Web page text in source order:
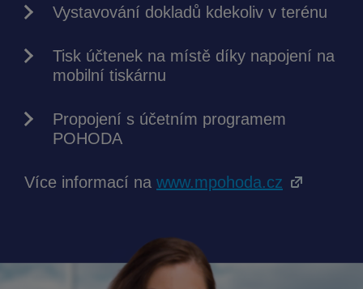
Vystavování dokladů kdekoliv v terénu
Tisk účtenek na místě díky napojení na
mobilní tiskárnu
Propojení s účetním programem
POHODA
Více informací na www.mpohoda.cz